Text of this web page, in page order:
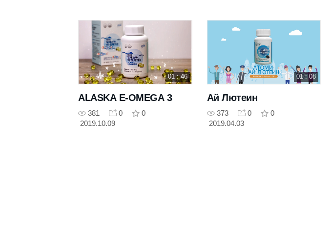
01 : 46
ALASKA E-OMEGA 3
381 0
0
2019.10.09
01 : 08
Ай Лютеин
373 0
0
2019.04.03